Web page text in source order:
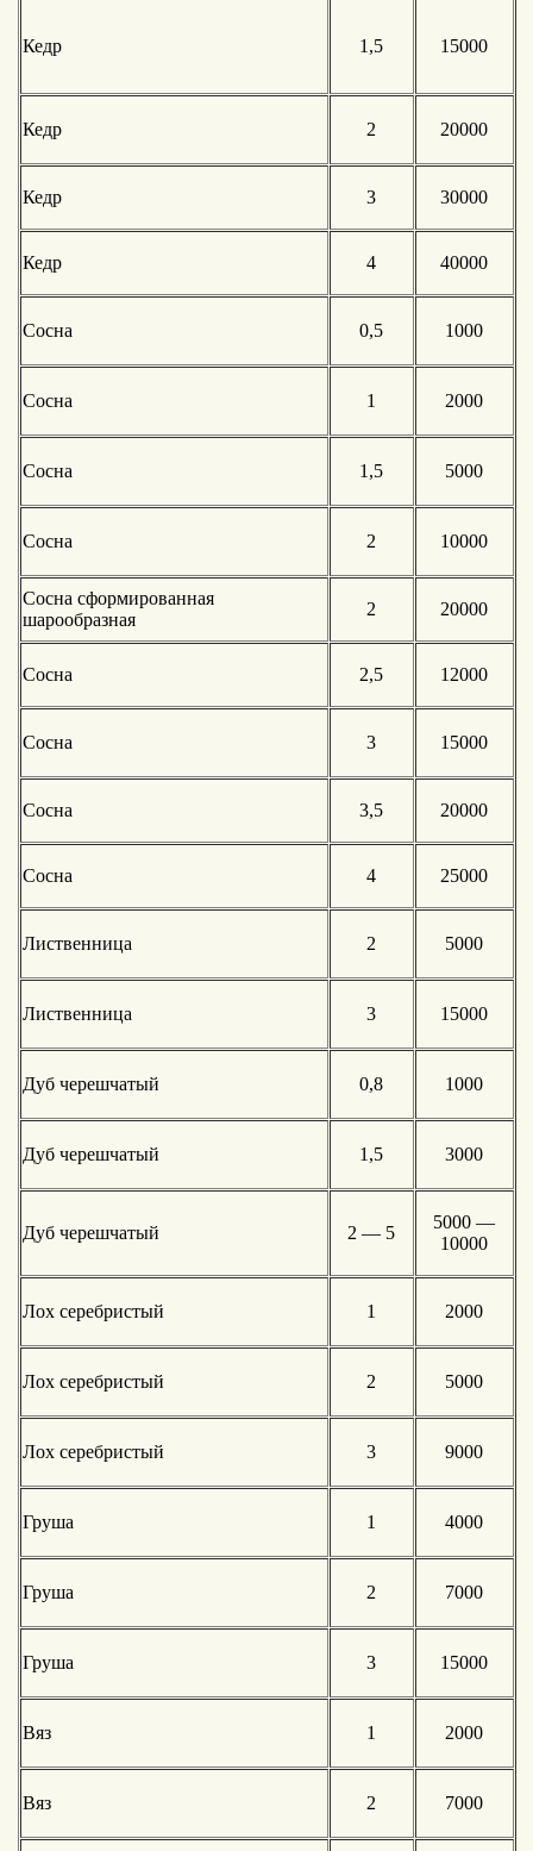
Кедр 1,5 15000
Кедр 2 20000
Кедр 3 30000
Кедр 4 40000
Сосна 0,5 1000
Сосна 1 2000
Сосна 1,5 5000
Сосна 2 10000
Сосна сформированная
шарообразная
2 20000
Сосна 2,5 12000
Сосна 3 15000
Сосна 3,5 20000
Сосна 4 25000
Лиственница 2 5000
Лиственница 3 15000
Дуб черешчатый 0,8 1000
Дуб черешчатый 1,5 3000
Дуб черешчатый 2 — 5
5000 —
10000
Лох серебристый 1 2000
Лох серебристый 2 5000
Лох серебристый 3 9000
Груша 1 4000
Груша 2 7000
Груша 3 15000
Вяз 1 2000
Вяз 2 7000